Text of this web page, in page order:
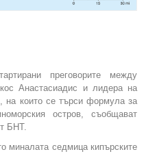
преговорите между
Анастасиадис и лидера на
на които се търси формула за
остров, съобщават
БНТ.
миналата седмица кипърските